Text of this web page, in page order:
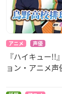
アニメ 声優
『ハイキュー!!
ョン・アニメ